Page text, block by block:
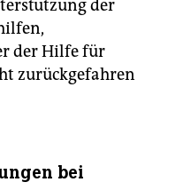
der
der Hilfe für
zurückgefahren
bei